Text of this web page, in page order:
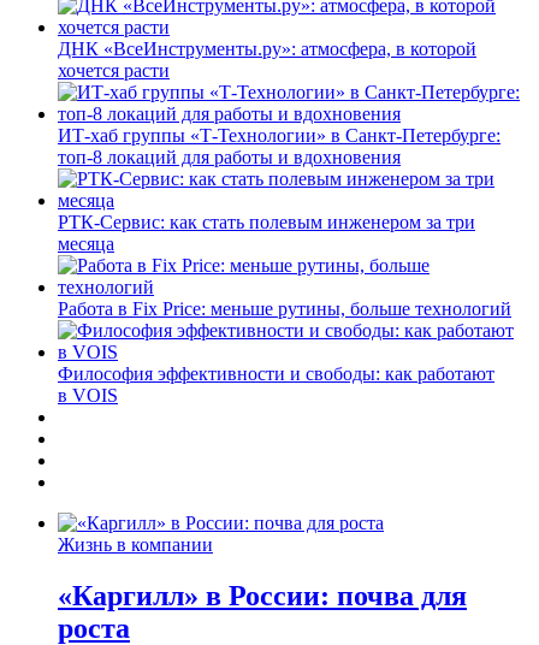
ДНК «ВсеИнструменты.ру»: атмосфера, в которой
хочется расти
ИТ-хаб группы «Т-Технологии» в Санкт-Петербурге:
топ-8 локаций для работы и вдохновения
РТК-Сервис: как стать полевым инженером за три
месяца
Работа в Fix Price: меньше рутины, больше технологий
Философия эффективности и свободы: как работают
в VOIS
Жизнь в компании
«Каргилл» в России: почва для
роста